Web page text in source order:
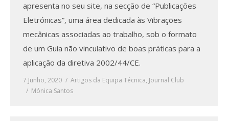
apresenta no seu site, na secção de “Publicações
Eletrónicas”, uma área dedicada às Vibrações
mecânicas associadas ao trabalho, sob o formato
de um Guia não vinculativo de boas práticas para a
aplicação da diretiva 2002/44/CE.
7 Junho, 2020 Artigos da Equipa Técnica, Journal Club
Mónica Santos